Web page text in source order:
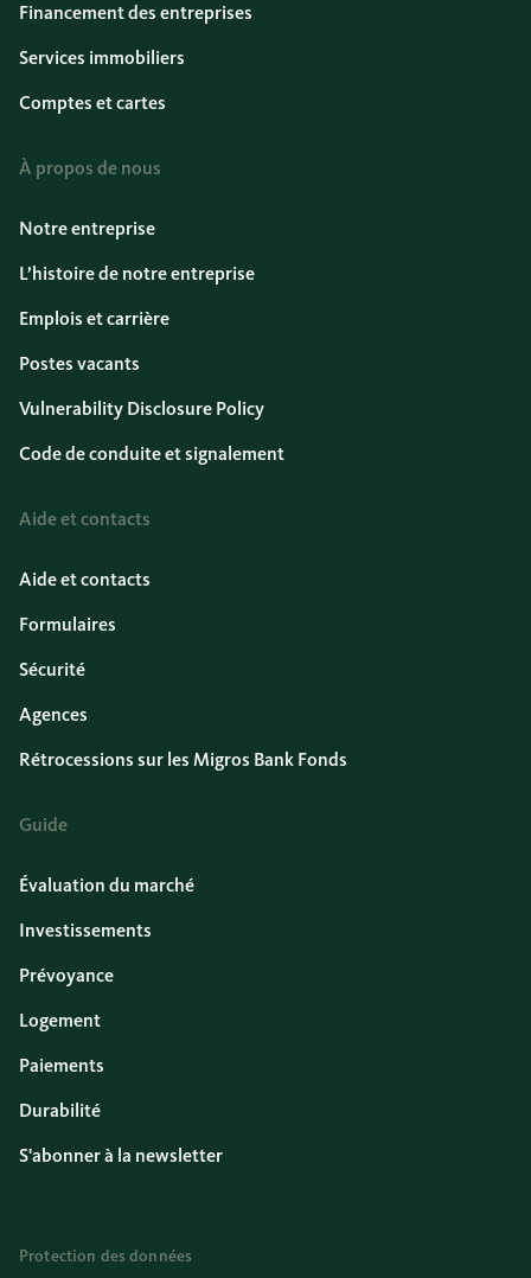
Financement des entreprises
Services immobiliers
Comptes et cartes
À propos de nous
Notre entreprise
L’histoire de notre entreprise
Emplois et carrière
Postes vacants
Vulnerability Disclosure Policy
Code de conduite et signalement
Aide et contacts
Aide et contacts
Formulaires
Sécurité
Agences
Rétrocessions sur les Migros Bank Fonds
Guide
Évaluation du marché
Investissements
Prévoyance
Logement
Paiements
Durabilité
S'abonner à la newsletter
Protection des données